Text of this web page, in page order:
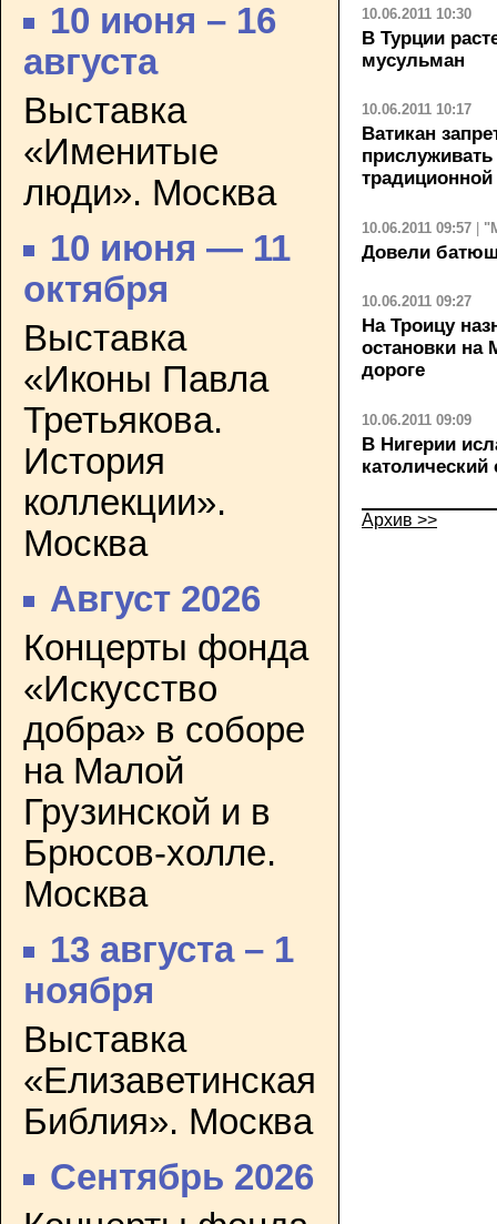
10 июня – 16
августа
Выставка
«Именитые
люди». Москва
10 июня — 11
октября
Выставка
«Иконы Павла
Третьякова.
История
коллекции».
Москва
Август 2026
Концерты фонда
«Искусство
добра» в соборе
на Малой
Грузинской и в
Брюсов-холле.
Москва
13 августа – 1
ноября
Выставка
«Елизаветинская
Библия». Москва
Сентябрь 2026
10.06.2011 10:30
В Турции
мусульман
10.06.2011 10:17
Ватикан
10.06.2011 09:57
Довели
10.06.2011 09:27
На Троицу
остановки на
дороге
10.06.2011 09:09
В Нигерии
католический
Архив >>